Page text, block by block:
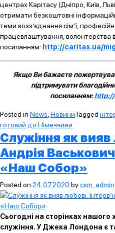
центрах Карітасу (Дніпро, Київ,
отримати безкоштовні
теми возз’єднання сім’ї,
працевлаштування, волонтерства
посиланням: http://caritas.ua/
Якщо Ви бажаєте
підтримувати
посиланням:
Posted in News НовиниTagged
готовий до Німеччини
Служіння як вияв
Андрія
«Наш Собор»
Posted on 24.07.2020 bycsm_admin
Сьогодні на сторінках
служіння. У Джека Лондона є